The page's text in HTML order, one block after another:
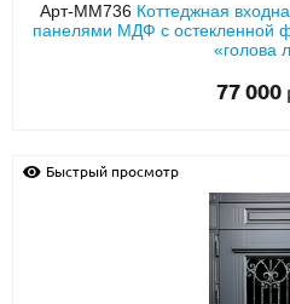
Арт-ММ736 Коттеджная
панелями МДФ с остекленной
«голова
77 000
Быстрый просмотр